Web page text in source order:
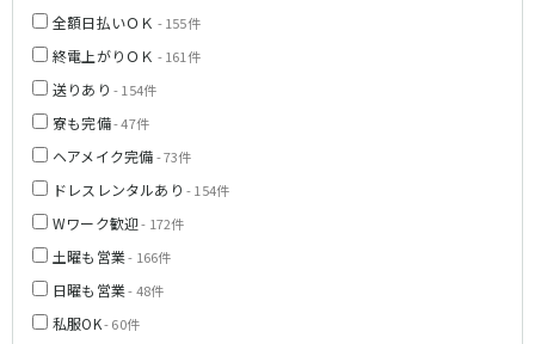
全額日払いＯＫ - 155件
終電上がりＯＫ - 161件
送りあり - 154件
寮も完備- 47件
ヘアメイク完備- 73件
ドレスレンタルあり - 154件
Wワーク歓迎- 172件
土曜も営業- 166件
日曜も営業- 48件
私服OK- 60件
神戸駅
山陽電鉄本線
山陽姫路駅
山陽明石駅
阪急宝塚本線
十三駅
阪神本線